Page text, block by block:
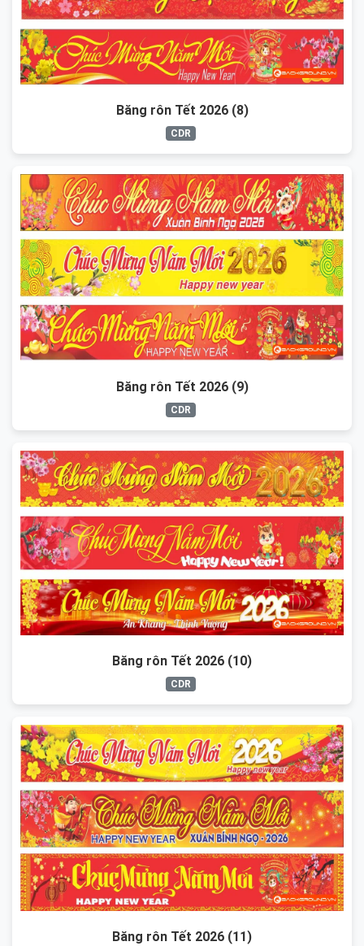
Băng rôn Tết 2026 (8)
CDR
Băng rôn Tết 2026 (9)
CDR
Băng rôn Tết 2026 (10)
CDR
Băng rôn Tết 2026 (11)